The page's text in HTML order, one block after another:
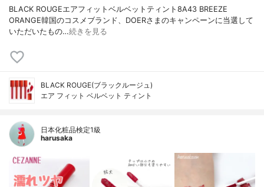
BLACK ROUGEエアフィットベルベットティント8A43 BREEZE
ORANGE韓国のコスメブランド、DOERさまのキャンペーンに当選して
いただいたもの…続きを見る
BLACK ROUGE(ブラックルージュ)
エア フィット ベルベット ティント
日本化粧品検定1級
harusaka